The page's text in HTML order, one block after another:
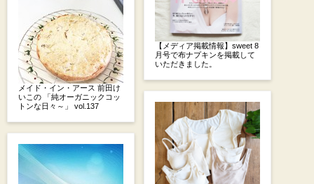
メイド・イン・アース 前田け
いこの 「純オーガニックコッ
トンな日々～」 vol.137
【メディア掲載情報】sweet 8
月号で布ナプキンを掲載して
いただきました。